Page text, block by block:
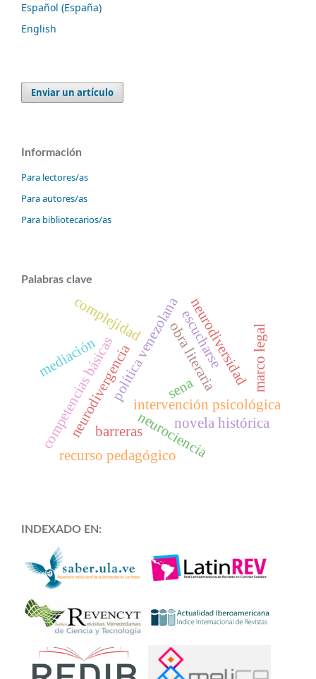
Español (España)
English
Enviar un artículo
Información
Para lectores/as
Para autores/as
Para bibliotecarios/as
Palabras clave
intervención psicológica
política venezolana
neurodivergencia neurodiversidad
competencias básicas neurociencia
mediación
recurso pedagógico
novela histórica
obra literaria
complejidad
sena marco legal
barreras
escucharse
INDEXADO EN: